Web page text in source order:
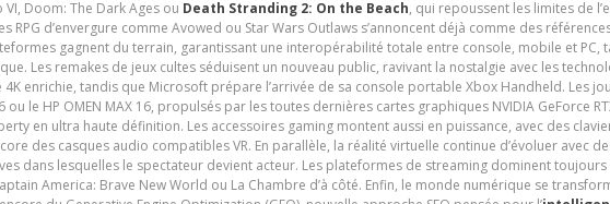
Doom: The Dark Ages ou Death Stranding 2: On the Beach, qui repoussent les limites de
RPG d’envergure comme Avowed ou Star Wars Outlaws s’annoncent déjà comme des
gagnent du terrain, garantissant une interopérabilité totale entre console, mobile et PC,
Les remakes de jeux cultes séduisent un nouveau public, ravivant la nostalgie avec les
enrichie, tandis que Microsoft prépare l’arrivée de sa console portable Xbox Handheld. Les
le HP OMEN MAX 16, propulsés par les toutes dernières cartes graphiques NVIDIA GeForce
en ultra haute définition. Les accessoires gaming montent aussi en puissance, avec des
des casques audio compatibles VR. En parallèle, la réalité virtuelle continue d’évoluer avec
dans lesquelles le spectateur devient acteur. Les plateformes de streaming dominent
America: Brave New World ou La Chambre d’à côté. Enfin, le monde numérique se